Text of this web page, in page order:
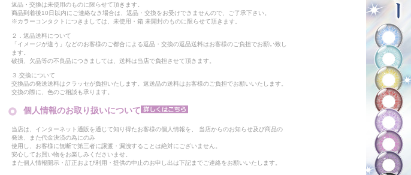
返品・交換は未使用のものに限らせて頂きます。
商品到着後10日以内にご連絡なき場合は、返品・交換をお受けできませんので、ご了承下さい。
※カラーコンタクトにつきましては、未使用・箱 未開封のものに限らせて頂きます。
２．返品送料について
「イメージが違う」などのお客様のご都合による返品・交換の返品送料はお客様のご負担でお願い致し
ます。
破損、欠品等の不良品につきましては、送料は当店で負担させて頂きます。
３.交換について
交換品の発送送料はクラッセが負担いたします。返送品の送料はお客様のご負担でお願いいたします。
交換の際に、色のご相談も承ります。
個人情報のお取り扱いについて
当店は、インターネット通販を通じて知り得たお客様の個人情報を、 当店からのお知らせ及び商品の
発送、また代金決済の為にのみ
使用し、お客様に無断で第三者に譲渡・漏洩することは絶対にございません。
安心してお買い物をお楽しみくださいませ。
また個人情報開示・訂正および利用・提供の中止のお申し出は下記までご連絡をお願いいたします。